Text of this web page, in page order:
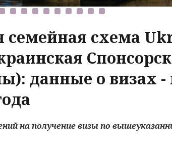
семейная схема
данные о визах -
на получение визы по